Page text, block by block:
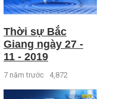
Thời sự Bắc
Giang ngày 27 -
11 - 2019
7 năm trước 4,872